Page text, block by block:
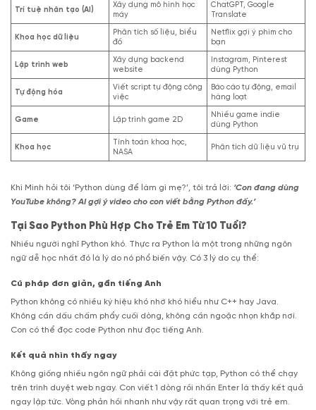
Trí tuệ nhân tạo (AI)
Xây dựng mô hình học
máy
ChatGPT, Google
Translate
Khoa học dữ liệu
Phân tích số liệu, biểu
đồ
Netflix gợi ý phim cho
bạn
Lập trình web
Xây dựng backend
website
Instagram, Pinterest
dùng Python
Tự động hóa
Viết script tự động công
việc
Báo cáo tự động, email
hàng loạt
Game Lập trình game 2D
Nhiều game indie
dùng Python
Khoa học
Tính toán khoa học,
NASA
Phân tích dữ liệu vũ trụ
Khi Minh hỏi tôi ‘Python dùng để làm gì mẹ?’, tôi trả lời: ‘Con đang dùng
YouTube không? AI gợi ý video cho con viết bằng Python đấy.’
Tại Sao Python Phù Hợp Cho Trẻ Em Từ 10 Tuổi?
Nhiều người nghĩ Python khó. Thực ra Python là một trong những ngôn
ngữ dễ học nhất đó là lý do nó phổ biến vậy. Có 3 lý do cụ thể:
Cú pháp đơn giản, gần tiếng Anh
Python không có nhiều ký hiệu khó nhớ khó hiểu như C++ hay Java.
Không cần dấu chấm phẩy cuối dòng, không cần ngoặc nhọn khắp nơi.
Con có thể đọc code Python như đọc tiếng Anh.
Kết quả nhìn thấy ngay
Không giống nhiều ngôn ngữ phải cài đặt phức tạp, Python có thể chạy
trên trình duyệt web ngay. Con viết 1 dòng rồi nhấn Enter là thấy kết quả
ngay lập tức. Vòng phản hồi nhanh như vậy rất quan trọng với trẻ em.